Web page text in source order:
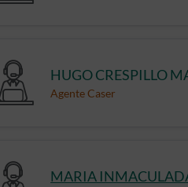
HUGO CRESPILLO
Agente Caser
MARIA